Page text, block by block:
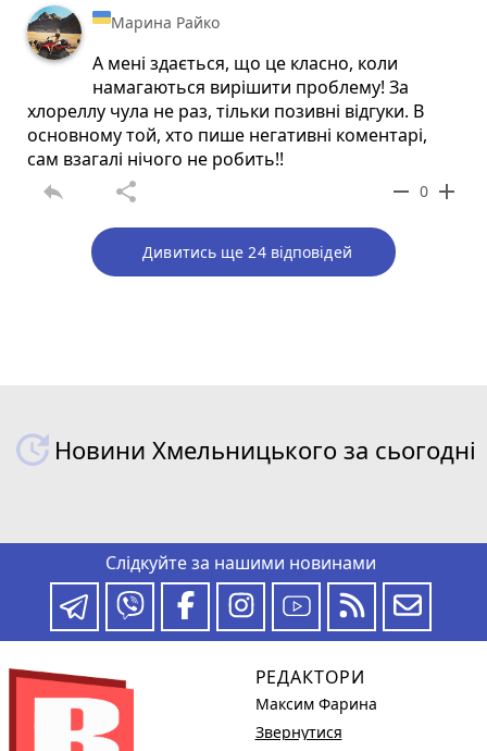
Марина Райко
А мені здається, що це класно, коли
намагаються вирішити проблему! За
хлореллу чула не раз, тільки позивні відгуки. В
основному той, хто пише негативні коментарі,
сам взагалі нічого не робить!!
reply share remove 0 add
Дивитись ще 24 відповідей
Новини Хмельницького за сьогодні
Слідкуйте за нашими новинами
РЕДАКТОРИ
Максим Фарина
Звернутися